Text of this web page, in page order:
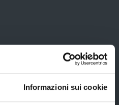
Informazioni sui cookie